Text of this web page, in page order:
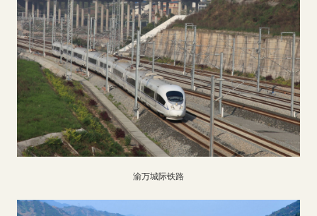
渝万城际铁路